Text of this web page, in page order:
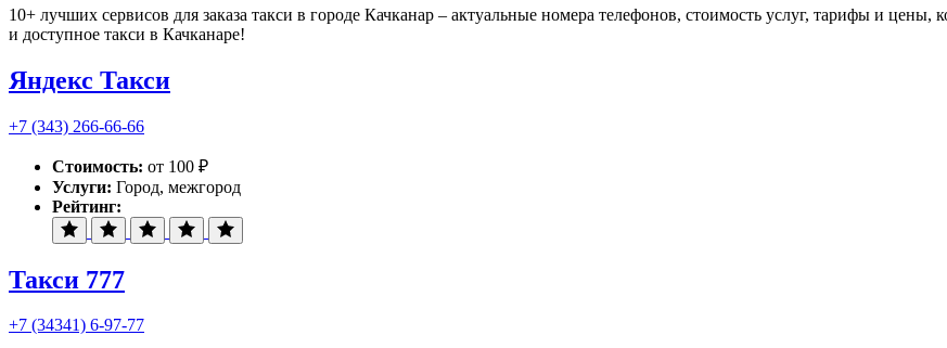
10+ лучших сервисов для заказа такси в городе Качканар – актуальные номера телефонов, стоимость услуг, тарифы и цены,
и доступное такси в Качканаре!
Яндекс Такси
+7 (343) 266-66-66
Стоимость: от 100 ₽
Услуги: Город, межгород
Рейтинг:
Такси 777
+7 (34341) 6-97-77